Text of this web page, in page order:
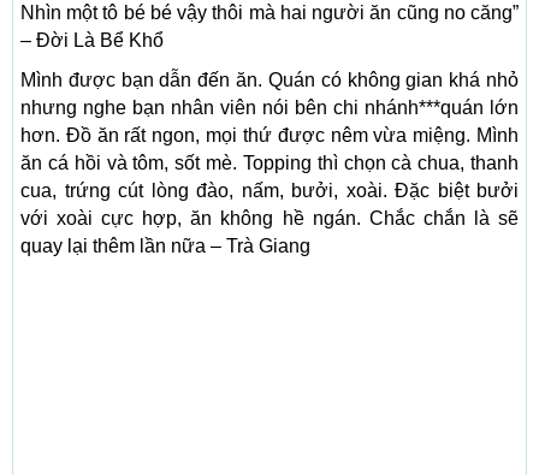
Nhìn một tô bé bé vậy thôi mà hai người ăn cũng no căng”
– Đời Là Bể Khổ
Mình được bạn dẫn đến ăn. Quán có không gian khá nhỏ
nhưng nghe bạn nhân viên nói bên chi nhánh***quán lớn
hơn. Đồ ăn rất ngon, mọi thứ được nêm vừa miệng. Mình
ăn cá hồi và tôm, sốt mè. Topping thì chọn cà chua, thanh
cua, trứng cút lòng đào, nấm, bưởi, xoài. Đặc biệt bưởi
với xoài cực hợp, ăn không hề ngán. Chắc chắn là sẽ
quay lại thêm lần nữa – Trà Giang